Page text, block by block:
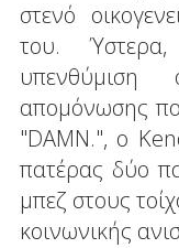
στενό
του. Ύστερα,
απομόνωσης
"DAMN.", ο
πατέρας δύο
μπεζ στους
κοινωνικής